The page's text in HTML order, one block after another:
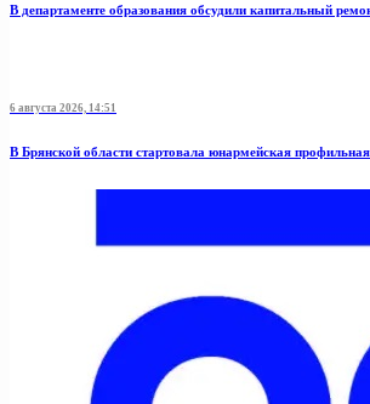
В департаменте образования обсудили капитальный
6 августа 2026, 14:51
В Брянской области стартовала юнармейская